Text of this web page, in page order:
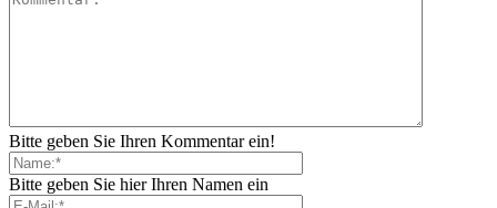
Bitte geben Sie Ihren Kommentar ein!
Bitte geben Sie hier Ihren Namen ein